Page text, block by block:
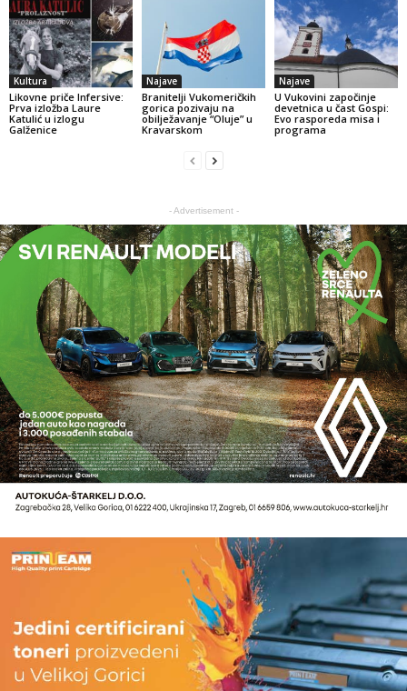
Kultura
Likovne priče Infersive:
Prva izložba Laure
Katulić u izlogu
Galženice
Najave
Branitelji Vukomeričkih
gorica pozivaju na
obilježavanje “Oluje” u
Kravarskom
Najave
U Vukovini započinje
devetnica u čast Gospi:
Evo rasporeda misa i
programa
- Advertisement -